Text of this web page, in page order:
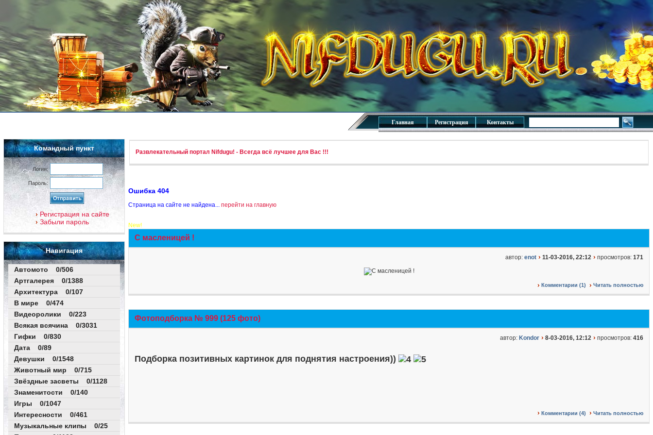
Главная Регистрация Контакты
Командный пункт
Логин:
Пароль:
Регистрация на сайте
Забыли пароль
Навигация
Автомото 0/506
Артгалерея 0/1388
Архитектура 0/107
В мире 0/474
Видеоролики 0/223
Всякая всячина 0/3031
Гифки 0/830
Дата 0/89
Девушки 0/1548
Животный мир 0/715
Звёздные засветы 0/1128
Знаменитости 0/140
Игры 0/1047
Интересности 0/461
Музыкальные клипы 0/25
Развлекательный портал Nifdugu! - Всегда всё лучшее для Вас !!!
Ошибка 404
Страница на сайте не найдена... перейти на главную
New!
С масленицей !
автор: enot 11-03-2016, 22:12 просмотров: 171
Комментарии (1) Читать полностью
Фотоподборка № 999 (125 фото)
автор: Kondor 8-03-2016, 12:12 просмотров: 416
Подборка позитивных картинок для поднятия настроения))
Комментарии (4) Читать полностью